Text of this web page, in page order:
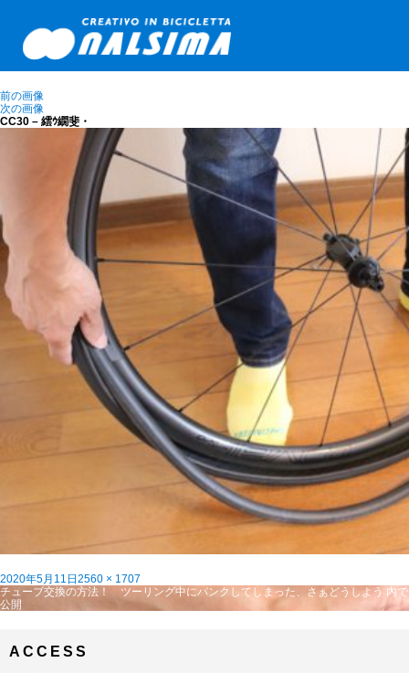
前の画像
次の画像
CC30 – 繧ｳ繝斐・
投
稿
日:
2020年5月11日 フ
ル
2560 × 1707
投
稿
ー
チューブ交換の方法！ ツーリング中にパンクしてしまった、さぁどうしよう 内で
公開
ACCESS